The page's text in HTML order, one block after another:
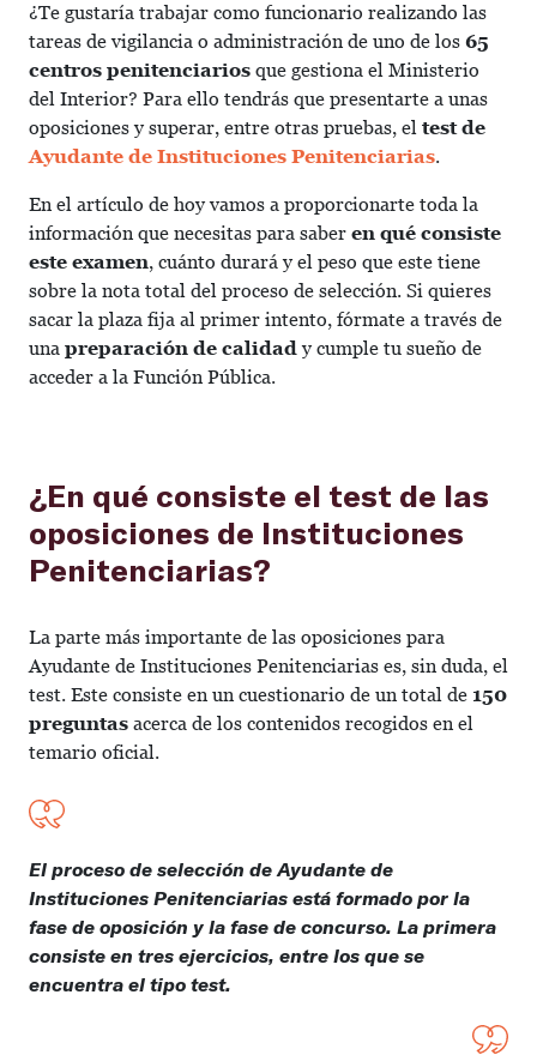
¿Te gustaría trabajar como funcionario realizando las
tareas de vigilancia o administración de uno de los 65
centros penitenciarios que gestiona el Ministerio
del Interior? Para ello tendrás que presentarte a unas
oposiciones y superar, entre otras pruebas, el test de
Ayudante de Instituciones Penitenciarias.
En el artículo de hoy vamos a proporcionarte toda la
información que necesitas para saber en qué consiste
este examen, cuánto durará y el peso que este tiene
sobre la nota total del proceso de selección. Si quieres
sacar la plaza fija al primer intento, fórmate a través de
una preparación de calidady cumple tu sueño de
acceder a la Función Pública.
¿En qué consiste el test de las
oposiciones de Instituciones
Penitenciarias?
La parte más importante de las oposiciones para
Ayudante de Instituciones Penitenciarias es, sin duda, el
test. Este consiste en un cuestionario de un total de 150
preguntas acerca de los contenidos recogidos en el
temario oficial.
El proceso de selección de Ayudante de
Instituciones Penitenciarias está formado por la
fase de oposición y la fase de concurso. La primera
consiste en tres ejercicios, entre los que se
encuentra el tipo test.